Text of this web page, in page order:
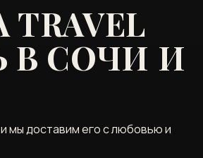
В СОЧИ И
мы доставим его с любовью и